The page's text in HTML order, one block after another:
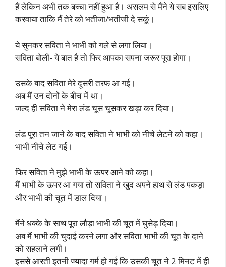
हैं लेकिन अभी तक बच्चा नहीं हुआ है। असलम से मैंने ये सब इसलिए
करवाया ताकि मैं तेरे को भतीजा/भतीजी दे सकूं।
ये सुनकर सविता ने भाभी को गले से लगा लिया।
सविता बोली- ये बात है तो फिर आपका सपना जरूर पूरा होगा।
उसके बाद सविता मेरे दूसरी तरफ आ गई।
अब मैं उन दोनों के बीच में था।
जल्द ही सविता ने मेरा लंड चूस चूसकर खड़ा कर दिया।
लंड पूरा तन जाने के बाद सविता ने भाभी को नीचे लेटने को कहा।
भाभी नीचे लेट गई।
फिर सविता ने मुझे भाभी के ऊपर आने को कहा।
मैं भाभी के ऊपर आ गया तो सविता ने खुद अपने हाथ से लंड पकड़ा
और भाभी की चूत में डाल दिया।
मैंने धक्के के साथ पूरा लौड़ा भाभी की चूत में घुसेड़ दिया।
अब मैं भाभी की चुदाई करने लगा और सविता भाभी की चूत के दाने
को सहलाने लगी।
इससे आरती इतनी ज्यादा गर्म हो गई कि उसकी चूत ने 2 मिनट में ही